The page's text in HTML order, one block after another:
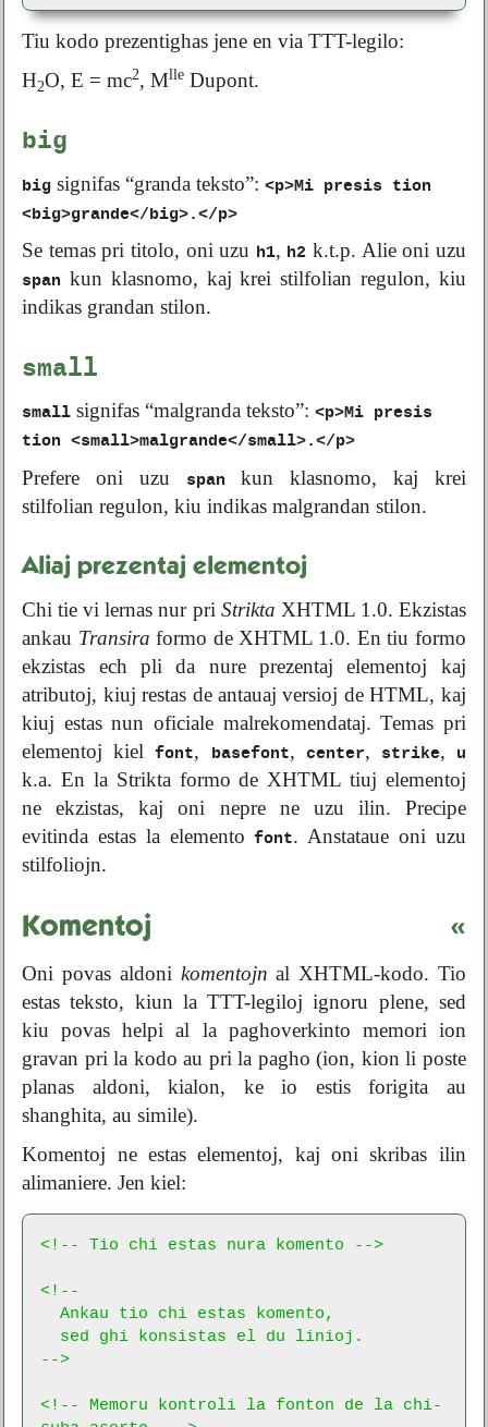
Tiu kodo prezentighas jene en via TTT-legilo:
H2O, E = mc2,Mlle Dupont.
big
big signifas “granda teksto”:<p>Mi presis tion
<big>grande</big>.</p>
Se temas pri titolo, oni uzu h1, h2 k.t.p. Alie oni uzu
span kun klasnomo, kaj krei stilfolian regulon, kiu
indikas grandan stilon.
small
small signifas “malgranda teksto”:<p>Mi presis
tion <small>malgrande</small>.</p>
Prefere oni uzu span kun klasnomo, kaj krei
stilfolian regulon, kiu indikas malgrandan stilon.
Aliaj prezentaj elementoj
Chi tie vi lernas nur pri Strikta XHTML 1.0. Ekzistas
ankau Transira formo de XHTML 1.0. En tiu formo
ekzistas ech pli da nure prezentaj elementoj kaj
atributoj, kiuj restas de antauaj versioj de HTML, kaj
kiuj estas nun oficiale malrekomendataj. Temas pri
elementoj kielfont, basefont, center, strike, u
k.a. En la Strikta formo de XHTML tiuj elementoj
ne ekzistas, kaj oni nepre ne uzu ilin. Precipe
evitinda estas la elementofont. Anstataue oni uzu
stilfoliojn.
Komentoj «
Oni povas aldoni komentojn al XHTML-kodo. Tio
estas teksto, kiun la TTT-legiloj ignoru plene, sed
kiu povas helpi al la paghoverkinto memori ion
gravan pri la kodo au pri la pagho (ion, kion li poste
planas aldoni, kialon, ke io estis forigita au
shanghita, au simile).
Komentoj ne estas elementoj, kaj oni skribas ilin
alimaniere. Jen kiel:
<!-- Tio chi estas nura komento -->
<!--
-->
<!-- Memoru kontroli la fonton de la chi-